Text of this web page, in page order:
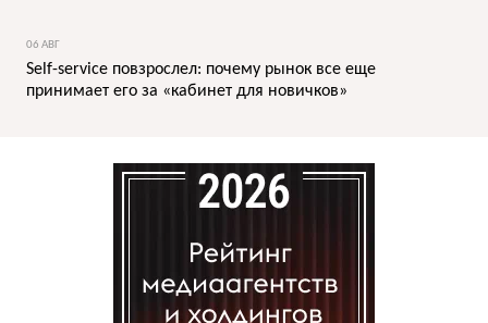
06 АВГ
Self-service повзрослел: почему рынок все еще
принимает его за «кабинет для новичков»